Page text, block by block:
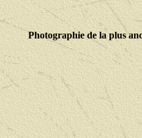
Photographie de la plus